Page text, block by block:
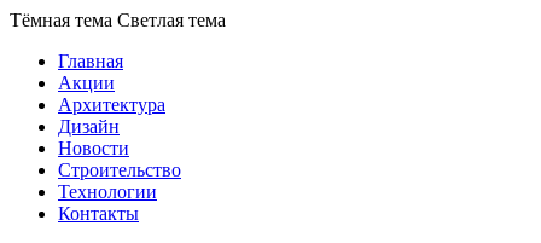
Тёмная тема Светлая тема
Главная
Акции
Архитектура
Дизайн
Новости
Строительство
Технологии
Контакты